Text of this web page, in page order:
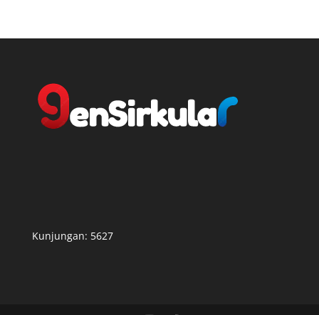
Kunjungan: 5627